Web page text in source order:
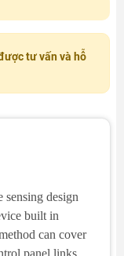
tư vấn và hỗ
sensing design
built in
can cover
panel links